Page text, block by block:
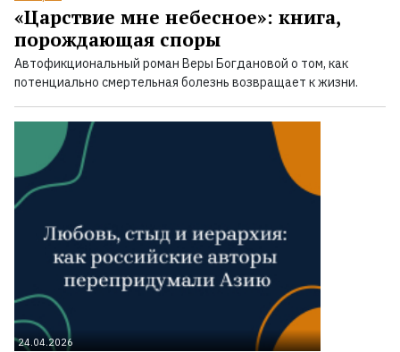
«Царствие мне небесное»: книга,
порождающая споры
Автофикциональный роман Веры Богдановой о том, как
потенциально смертельная болезнь возвращает к жизни.
24.04.2026